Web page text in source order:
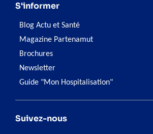
S'informer
Blog Actu et Santé
Magazine Partenamut
Brochures
Newsletter
Guide "Mon Hospitalisation"
Suivez-nous